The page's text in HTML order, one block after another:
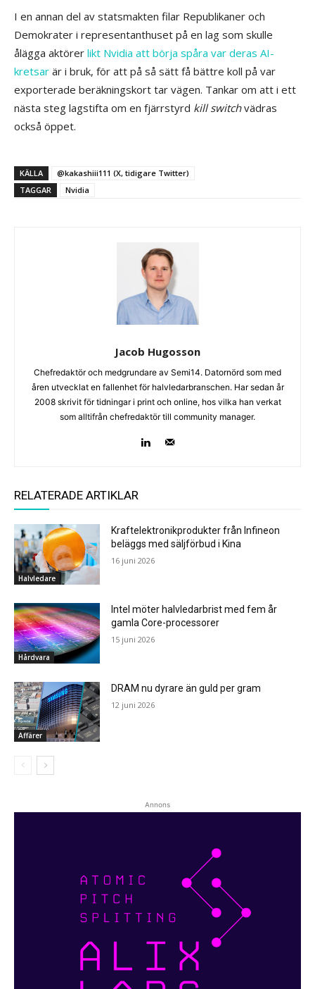
I en annan del av statsmakten filar Republikaner och
Demokrater i representanthuset på en lag som skulle
ålägga aktörer likt Nvidia att börja spåra var deras AI-
kretsar är i bruk, för att på så sätt få bättre koll på var
exporterade beräkningskort tar vägen. Tankar om att i ett
nästa steg lagstifta om en fjärrstyrd kill switchvädras
också öppet.
KÄLLA
@kakashiii111 (X, tidigare Twitter)
TAGGAR
Nvidia
Jacob Hugosson
Chefredaktör och medgrundare av Semi14. Datornörd som med
åren utvecklat en fallenhet för halvledarbranschen. Har sedan år
2008 skrivit för tidningar i print och online, hos vilka han verkat
som alltifrån chefredaktör till community manager.
RELATERADE ARTIKLAR
Halvledare
Kraftelektronikprodukter från Infineon
beläggs med säljförbud i Kina
16 juni 2026
Hårdvara
Intel möter halvledarbrist med fem år
gamla Core-processorer
15 juni 2026
Affärer
DRAM nu dyrare än guld per gram
12 juni 2026
Annons